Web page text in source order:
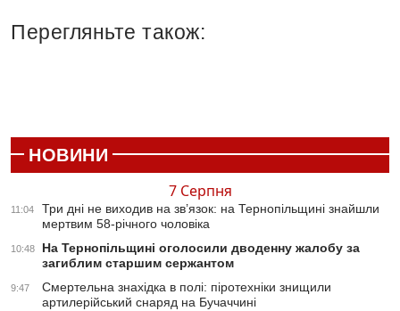
Перегляньте також:
НОВИНИ
7 Серпня
11:04
Три дні не виходив на зв’язок: на Тернопільщині знайшли
мертвим 58-річного чоловіка
10:48
На Тернопільщині оголосили дводенну жалобу за
загиблим старшим сержантом
9:47
Смертельна знахідка в полі: піротехніки знищили
артилерійський снаряд на Бучаччині